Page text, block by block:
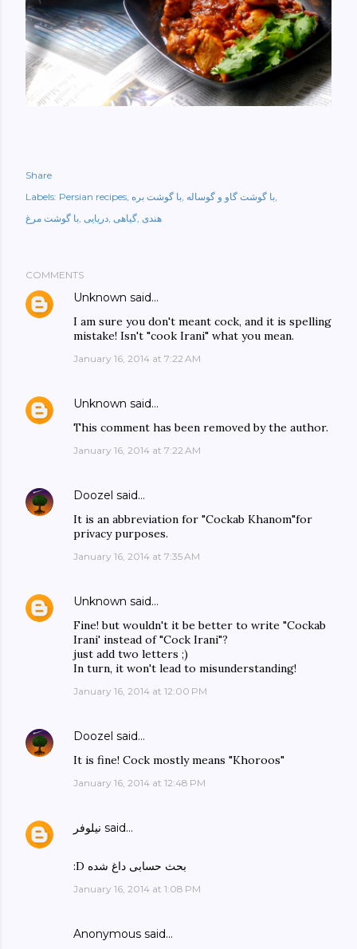
Share
Labels: Persian recipes با گوشت بره با گوشت گاو و گوساله
با گوشت مرغ دریایی گیاهی هندی
COMMENTS
Unknown said…
I am sure you don't meant cock, and it is spelling
mistake! Isn't "cook Irani" what you mean.
January 16, 2014 at 7:22 AM
Unknown said…
This comment has been removed by the author.
January 16, 2014 at 7:22 AM
Doozel said…
It is an abbreviation for "Cockab Khanom"for
privacy purposes.
January 16, 2014 at 7:35 AM
Unknown said…
Fine! but wouldn't it be better to write "Cockab
Irani' instead of "Cock Irani"?
just add two letters ;)
In turn, it won't lead to misunderstanding!
January 16, 2014 at 12:00 PM
Doozel said…
It is fine! Cock mostly means "Khoroos"
January 16, 2014 at 12:48 PM
نیلوفر said…
:D بحث حسابی داغ شده
January 16, 2014 at 1:08 PM
Anonymous said…